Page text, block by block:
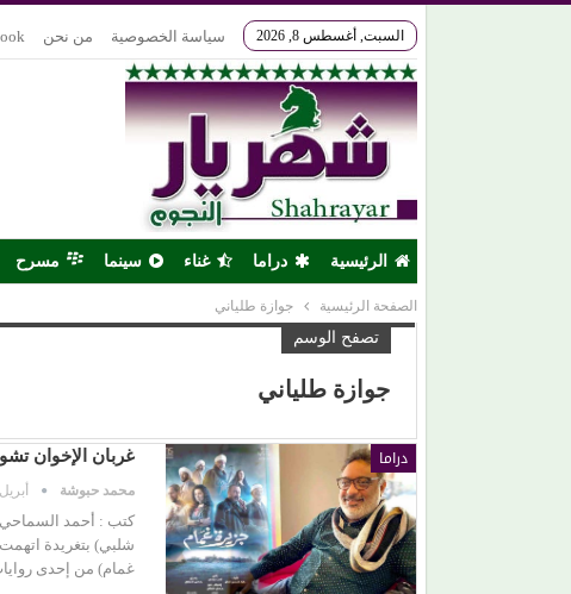
السبت, أغسطس 8, 2026 سياسة الخصوصية من نحن
الرئيسية دراما غناء سينما مسرح
الصفحة الرئيسية جوازة طلياني
تصفح الوسم
جوازة طلياني
دراما غربان الإخوان
محمد حبوشة أبريل 15,
كتب : أحمد السماحي
شلبي) بتغريدة
غمام) من إحدى